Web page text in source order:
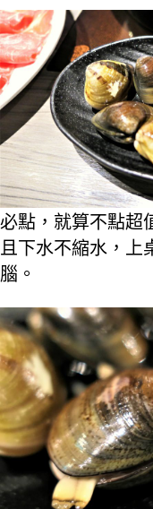
必點，就算不點超
且下水不縮水，上
腦。